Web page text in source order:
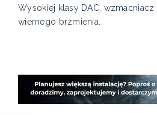
Wysokiej klasy DAC,
wiernego brzmienia.